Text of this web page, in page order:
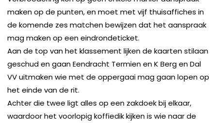
maken op de punten, en moet met vijf thuisaffiches in
de komende zes matchen bewijzen dat het aanspraak
mag maken op een eindrondeticket.
Aan de top van het klassement lijken de kaarten stilaan
geschud en gaan Eendracht Termien en K Berg en Dal
VV uitmaken wie met de oppergaai mag gaan lopen op
het einde van de rit.
Achter die twee ligt alles op een zakdoek bij elkaar,
waardoor het voorlopig koffiedik kijken is wie naar de